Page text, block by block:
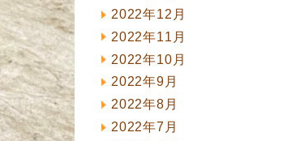
2022年12月
2022年11月
2022年10月
2022年9月
2022年8月
2022年7月